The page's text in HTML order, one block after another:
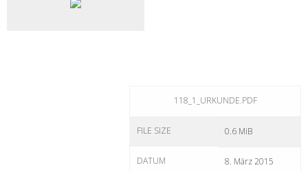
118_1_URKUNDE.PDF
FILE SIZE 0.6 MiB
DATUM 8. März 2015